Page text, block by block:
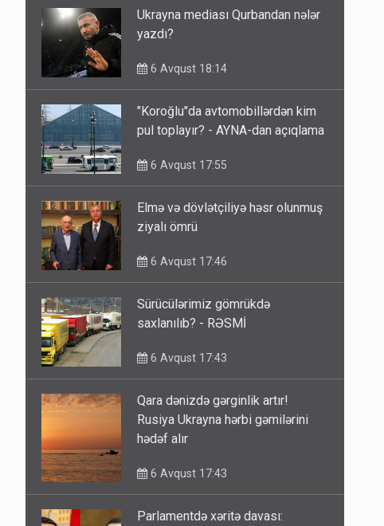
Ukrayna mediası Qurbandan nələr
yazdı?
6 Avqust 18:14
"Koroğlu"da avtomobillərdən kim
pul toplayır? - AYNA-dan açıqlama
6 Avqust 17:55
Elmə və dövlətçiliyə həsr olunmuş
ziyalı ömrü
6 Avqust 17:46
Sürücülərimiz gömrükdə
saxlanılıb? - RƏSMİ
6 Avqust 17:43
Qara dənizdə gərginlik artır!
Rusiya Ukrayna hərbi gəmilərini
hədəf alır
6 Avqust 17:43
Parlamentdə xəritə davası: